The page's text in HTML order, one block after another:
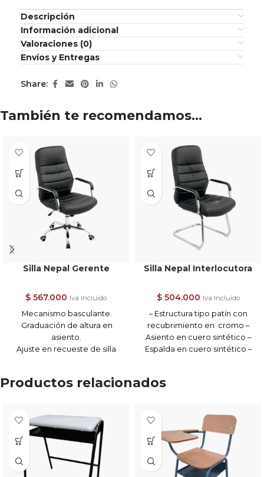
Descripción
Información adicional
Valoraciones (0)
Envíos y Entregas
Share:
También te recomendamos…
Silla Nepal Gerente
$ 567.000 Iva Incluido
Mecanismo basculante.
Graduación de altura en
asiento.
Ajuste en recueste de silla
Brazos fijos.
Para efectuar su pedido por
favor consulte previamente
los tonos disponibles a través
de nuestra línea de atención.
Recibe este producto
Silla Nepal Interlocutora
$504.000 Iva Incluido
– Estructura tipo patín con
recubrimiento en cromo –
Asiento en cuero sintético –
Espalda en cuero sintético –
favor consulte previamente
Recibe este producto
armado.
Este precio no incluye el valor
del envío .
Envíos / Entregas (8) a (15) días
Productos relacionados